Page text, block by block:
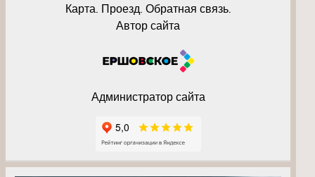
Карта. Проезд. Обратная связь.
Автор сайта
Администратор сайта